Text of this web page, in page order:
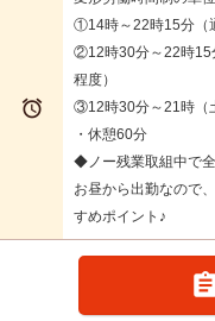

①14時～22時15分（
②12時30分～22時15
程度）
③12時30分～21時（
・休憩60分
◆ノー残業取組中で
お昼から出勤なので
すめポイント♪